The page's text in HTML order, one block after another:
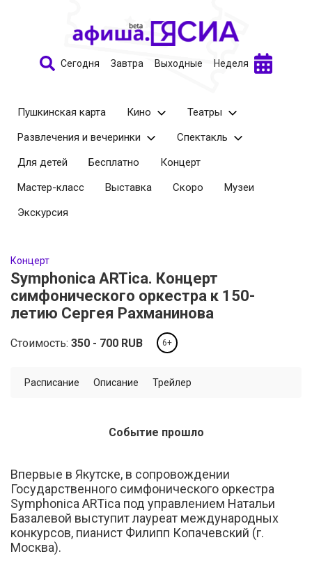
Сегодня Завтра Выходные Неделя
Пушкинская карта Кино
Театры
Развлечения и вечеринки
Спектакль
Для детей
Бесплатно
Концерт
Мастер-класс
Выставка Скоро
Музеи
Экскурсия
Концерт
Symphonica ARTica. Концерт
симфонического оркестра к 150-
летию Сергея Рахманинова
Стоимость: 350 700 RUB 6+
Расписание Описание Трейлер
Событие прошло
Впервые в Якутске, в сопровождении
Государственного симфонического оркестра
Symphonica ARTica под управлением Натальи
Базалевой выступит лауреат международных
конкурсов, пианист Филипп Копачевский (г.
Москва).